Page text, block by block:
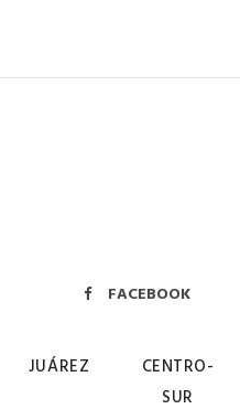
FACEBOOK
JUÁREZ
CENTRO-
SUR